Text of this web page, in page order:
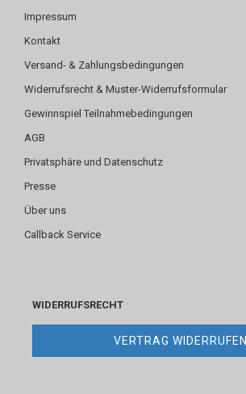
Impressum
Kontakt
Versand- & Zahlungsbedingungen
Widerrufsrecht & Muster-Widerrufsformular
Gewinnspiel Teilnahmebedingungen
AGB
Privatsphäre und Datenschutz
Presse
Über uns
Callback Service
WIDERRUFSRECHT
VERTRAG WIDERRUFEN